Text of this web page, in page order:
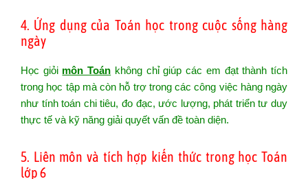
4. Ứng dụng của Toán học trong cuộc sống hàng
ngày
Học giỏi môn Toán không chỉ giúp các em đạt thành tích
trong học tập mà còn hỗ trợ trong các công việc hàng ngày
như tính toán chi tiêu, đo đạc, ước lượng, phát triển tư duy
thực tế và kỹ năng giải quyết vấn đề toàn diện.
5. Liên môn và tích hợp kiến thức trong học Toán
lớp 6